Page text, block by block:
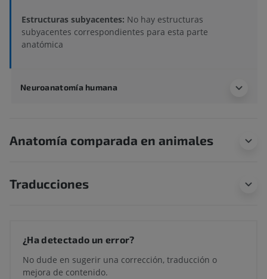
Estructuras subyacentes: No hay estructuras
subyacentes correspondientes para esta parte
anatómica
Neuroanatomía humana
Anatomía comparada en animales
Traducciones
¿Ha detectado un error?
No dude en sugerir una corrección, traducción o
mejora de contenido.